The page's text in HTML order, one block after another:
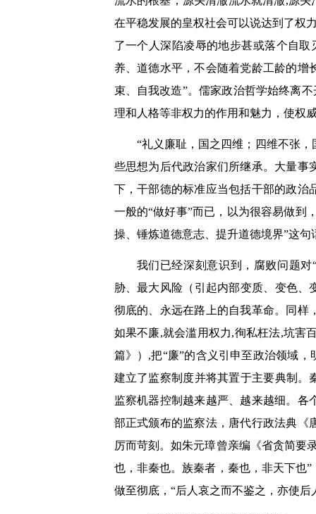
在平稳发展的皇权社会可以说达到了权
了一个人深陷凌辱的地步甚或落个自
养、道德水平，不会随着党龄工龄的
束、自我改造”。儒家政治哲学始终离
理和人格等非权力的作用和魅力，使权
“礼义廉耻，国之四维；四维不张
些思想为后代政治家们所继承。大量事
下，干部德的标准应当包括干部的政治
一般的“做好事”而已，以为很容易做到
操、锤炼道德意志、提升道德境界”这
我们已经深刻意识到，腐败问题
胁、最大风险（引起内部变质、变色、
彻底的、永远在路上的自我革命。同样
如果不廉,就会滥用权力,徇私枉法,坑害
篇》）,把“廉”的含义引申至政治领域
建立了监察制度并将其置于主要典制。
监察机器控制越来越严、越来越细。
部正式颁布的监察法，唐代行政法典《
厉而苛刻。如朱元璋曾亲编《省贪简要
也，非秦也。族秦者，秦也，非天下也
做至彻底，“后人哀之而不鉴之，亦使